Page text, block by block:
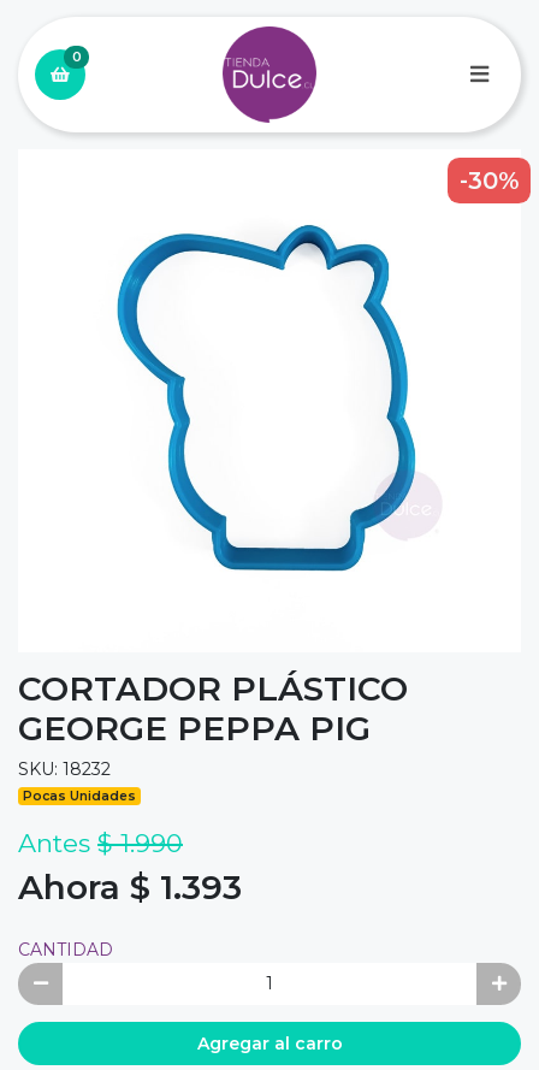
0
-30%
CORTADOR PLÁSTICO
GEORGE PEPPA PIG
SKU: 18232
Pocas Unidades
Antes $ 1.990
Ahora $ 1.393
CANTIDAD
Agregar al carro